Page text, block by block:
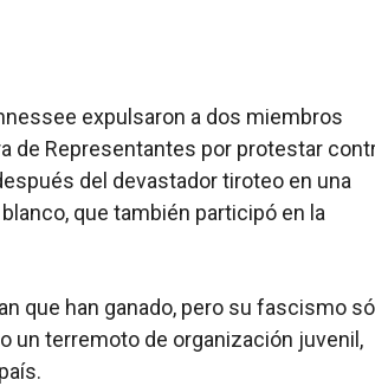
expulsaron a dos miembros
de Representantes por protestar
del devastador tiroteo en una
que también participó en la
que han ganado, pero su fascismo
un terremoto de organización juvenil,